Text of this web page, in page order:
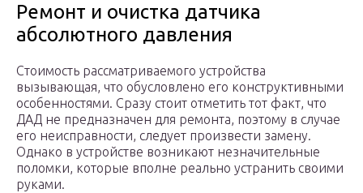
Ремонт и очистка датчика
абсолютного давления
Стоимость рассматриваемого устройства
вызывающая, что обусловлено его конструктивными
особенностями. Сразу стоит отметить тот факт, что
ДАД не предназначен для ремонта, поэтому в случае
его неисправности, следует произвести замену.
Однако в устройстве возникают незначительные
поломки, которые вполне реально устранить своими
руками.